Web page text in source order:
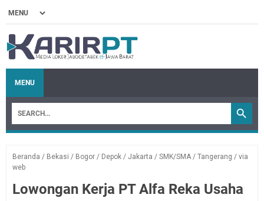
MENU
Beranda / Bekasi / Bogor / Depok / Jakarta / SMK/SMA / Tangerang / via
web
Lowongan Kerja PT Alfa Reka Usaha